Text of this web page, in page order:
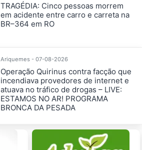
TRAGÉDIA: Cinco pessoas morrem
em acidente entre carro e carreta na
BR–364 em RO
Ariquemes - 07-08-2026
Operação Quirinus contra facção que
incendiava provedores de internet e
atuava no tráfico de drogas – LIVE:
ESTAMOS NO AR! PROGRAMA
BRONCA DA PESADA